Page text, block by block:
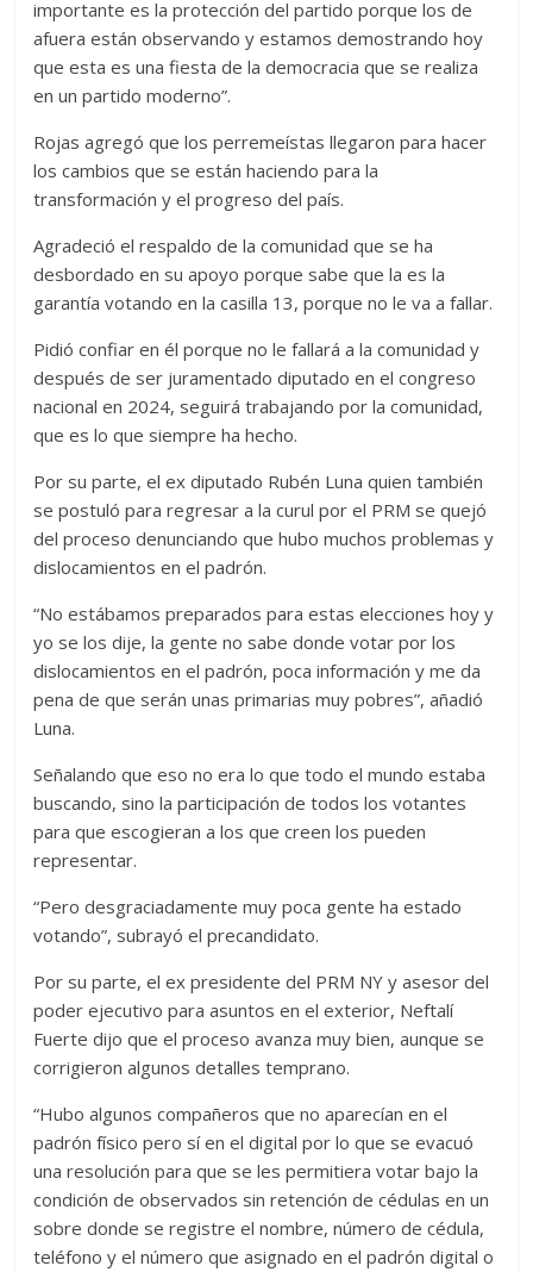
importante es la protección del partido porque los de
afuera están observando y estamos demostrando hoy
que esta es una fiesta de la democracia que se realiza
en un partido moderno”.
Rojas agregó que los perremeístas llegaron para hacer
los cambios que se están haciendo para la
transformación y el progreso del país.
Agradeció el respaldo de la comunidad que se ha
desbordado en su apoyo porque sabe que la es la
garantía votando en la casilla 13, porque no le va a fallar.
Pidió confiar en él porque no le fallará a la comunidad y
después de ser juramentado diputado en el congreso
nacional en 2024, seguirá trabajando por la comunidad,
que es lo que siempre ha hecho.
Por su parte, el ex diputado Rubén Luna quien también
se postuló para regresar a la curul por el PRM se quejó
del proceso denunciando que hubo muchos problemas y
dislocamientos en el padrón.
“No estábamos preparados para estas elecciones hoy y
yo se los dije, la gente no sabe donde votar por los
dislocamientos en el padrón, poca información y me da
pena de que serán unas primarias muy pobres”, añadió
Luna.
Señalando que eso no era lo que todo el mundo estaba
buscando, sino la participación de todos los votantes
para que escogieran a los que creen los pueden
representar.
“Pero desgraciadamente muy poca gente ha estado
votando”, subrayó el precandidato.
Por su parte, el ex presidente del PRM NY y asesor del
poder ejecutivo para asuntos en el exterior, Neftalí
Fuerte dijo que el proceso avanza muy bien, aunque se
corrigieron algunos detalles temprano.
“Hubo algunos compañeros que no aparecían en el
padrón físico pero sí en el digital por lo que se evacuó
una resolución para que se les permitiera votar bajo la
condición de observados sin retención de cédulas en un
sobre donde se registre el nombre, número de cédula,
teléfono y el número que asignado en el padrón digital o